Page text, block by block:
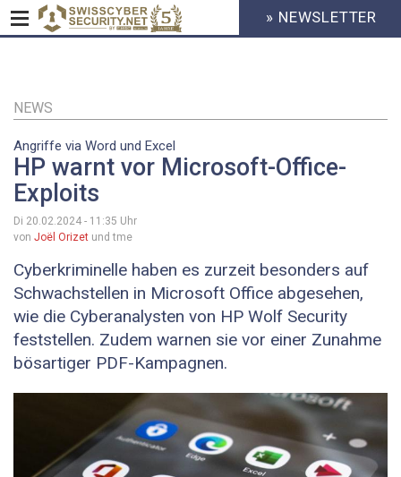
Inhalt
HEADER
MENU
» NEWSLETTER
NEWS
Angriffe via Word und Excel
HP warnt vor Microsoft-Office-
Exploits
Di 20.02.2024 - 11:35 Uhr
von Joël Orizet und tme
Cyberkriminelle haben es zurzeit besonders auf
Schwachstellen in Microsoft Office abgesehen,
wie die Cyberanalysten von HP Wolf Security
feststellen. Zudem warnen sie vor einer Zunahme
bösartiger PDF-Kampagnen.